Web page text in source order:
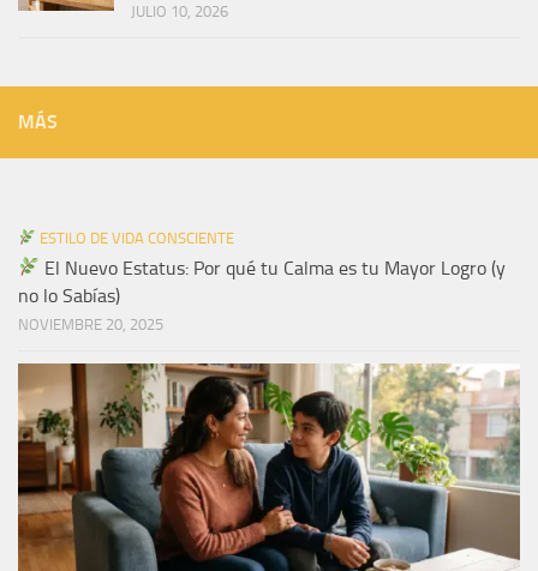
JULIO 10, 2026
MÁS
ESTILO DE VIDA CONSCIENTE
El Nuevo Estatus: Por qué tu Calma es tu Mayor Logro (y
no lo Sabías)
NOVIEMBRE 20, 2025